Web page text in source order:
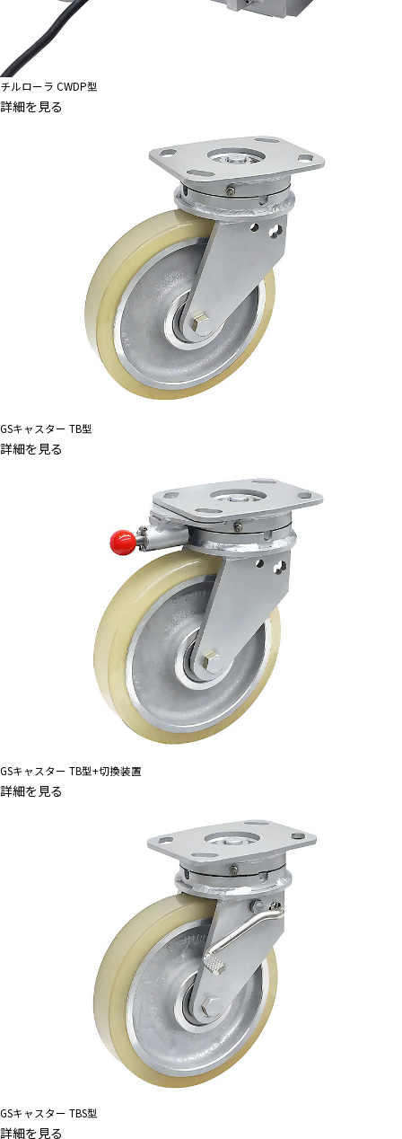
チルローラ CWDP型
詳細を見る
GSキャスター TB型
詳細を見る
GSキャスター TB型+切換装置
詳細を見る
GSキャスター TBS型
詳細を見る